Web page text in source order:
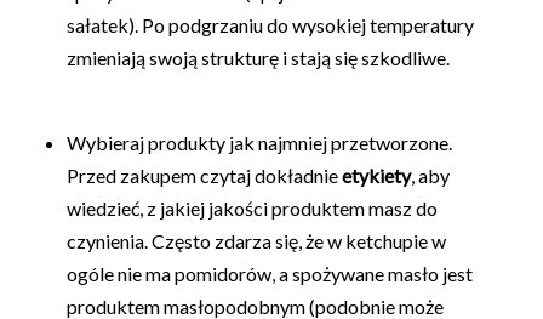
sałatek). Po podgrzaniu do wysokiej temperatury
zmieniają swoją strukturę i stają się szkodliwe.
Wybieraj produkty jak najmniej przetworzone.
Przed zakupem czytaj dokładnieetykiety, aby
wiedzieć, z jakiej jakości produktem masz do
czynienia. Często zdarza się, że w ketchupie w
ogóle nie ma pomidorów, a spożywane masło jest
produktem masłopodobnym (podobnie może